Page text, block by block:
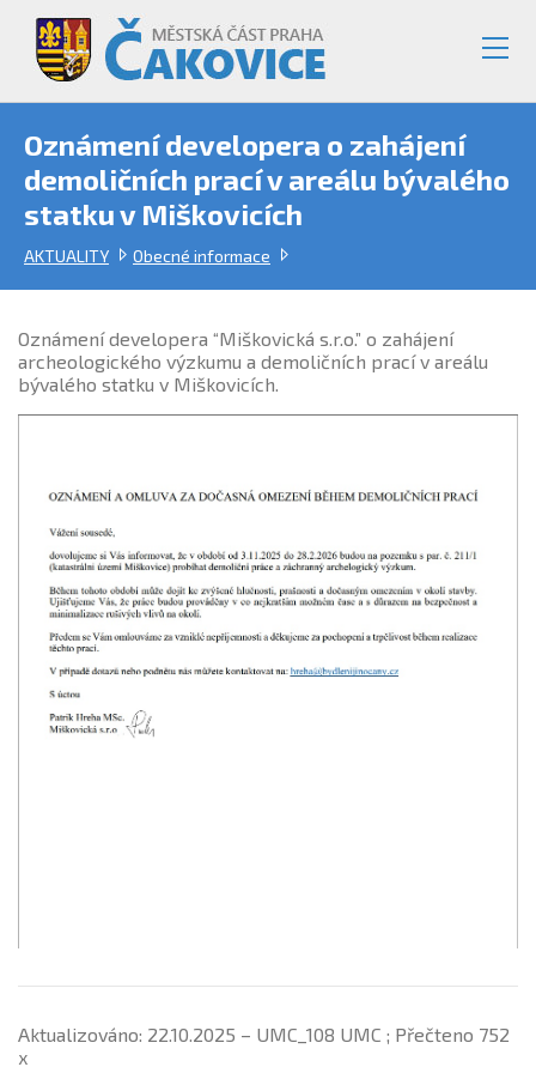
Oznámení developera o zahájení
demoličních prací v areálu bývalého
statku v Miškovicích
AKTUALITY Obecné informace
Oznámení developera “Miškovická s.r.o.” o zahájení
archeologického výzkumu a demoličních prací v areálu
bývalého statku v Miškovicích.
Aktualizováno: 22.10.2025 – UMC_108 UMC ; Přečteno 752
x